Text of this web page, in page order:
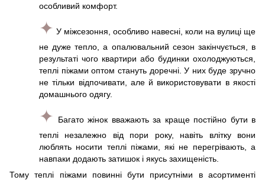
особливий комфорт.
✦ У міжсезоння, особливо навесні, коли на вулиці ще
не дуже тепло, а опалювальний сезон закінчується, в
результаті чого квартири або будинки охолоджуються,
теплі піжами оптом стануть доречні. У них буде зручно
не тільки відпочивати, але й використовувати в якості
домашнього одягу.
✦
Багато жінок вважають за краще постійно бути в
теплі незалежно від пори року, навіть влітку вони
люблять носити теплі піжами, які не перегрівають, а
навпаки додають затишок і якусь захищеність.
Тому теплі піжами повинні бути присутніми в асортименті